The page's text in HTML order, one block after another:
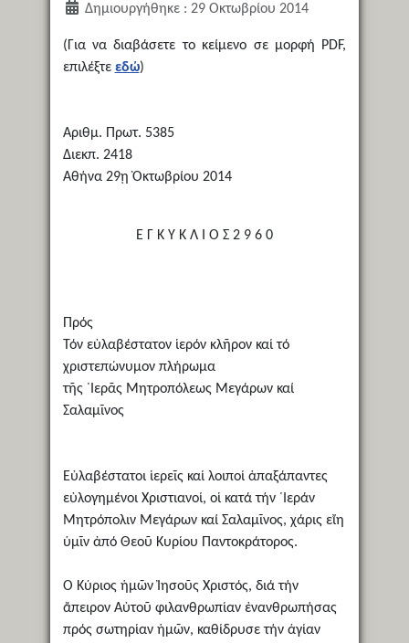
Δημιουργήθηκε : 29 Οκτωβρίου 2014
(Για να διαβάσετε το κείμενο σε μορφή PDF,
επιλέξτε εδώ)
Αριθμ. Πρωτ. 5385
Διεκπ. 2418
Αθήνα 29ῃ Ὀκτωβρίου 2014
Ε Γ Κ Υ Κ Λ Ι Ο Σ 2 9 6 0
Πρός
Τόν εὐλαβέστατον ἱερόν κλῆρον καί τό
χριστεπώνυμον πλήρωμα
τῆς ῾Ιερᾶς Μητροπόλεως Μεγάρων καί
Σαλαμῖνος
Εὐλαβέστατοι ἱερεῖς καί λοιποί ἁπαξάπαντες
εὐλογημένοι Χριστιανοί, οἱ κατά τήν ῾Ιεράν
Μητρόπολιν Μεγάρων καί Σαλαμῖνος, χάρις εἴη
ὑμῖν ἀπό Θεοῦ Κυρίου Παντοκράτορος.
Ὁ Κύριος ἡμῶν Ἰησοῦς Χριστός, διά τήν
ἄπειρον Αὐτοῦ φιλανθρωπίαν ἐνανθρωπήσας
πρός σωτηρίαν ἡμῶν, καθίδρυσε τήν ἁγίαν